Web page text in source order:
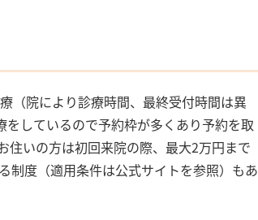
（院により診療時間、最終受付時間は異
をしているので予約枠が多くあり予約を取
住いの方は初回来院の際、最大2万円まで
制度（適用条件は公式サイトを参照）もあ